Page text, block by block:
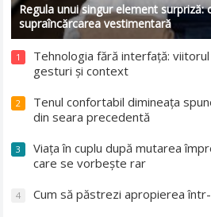
Regula unui singur element surpriză:
supraîncărcarea vestimentară
1
Tehnologia fără interfață:
gesturi și context
2
Tenul confortabil dimineața
din seara precedentă
3
Viața în cuplu după mutarea
care se vorbește rar
4
Cum să păstrezi apropierea